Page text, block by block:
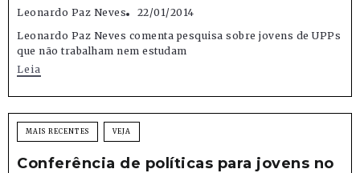
Leonardo Paz Neves
22/01/2014
Leonardo Paz Neves comenta pesquisa sobre jovens de UPPs
que não trabalham nem estudam
Leia
MAIS RECENTES VEJA
Conferência de políticas para jovens no